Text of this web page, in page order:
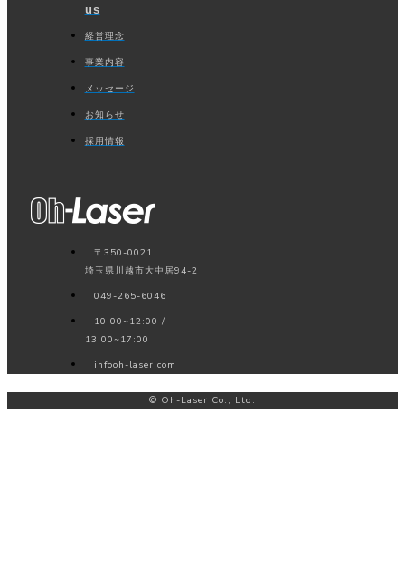
8. 苦情および相談
個人情報の取扱いに関する苦情や相談は、誠実かつ適切に対応いたしま
us
経営理念
事業内容
メッセージ
お知らせ
採用情報
〒350-0021
埼玉県川越市大中居94-2
049-265-6046
10:00~12:00 /
13:00~17:00
infooh-laser.com
© Oh-Laser Co., Ltd.